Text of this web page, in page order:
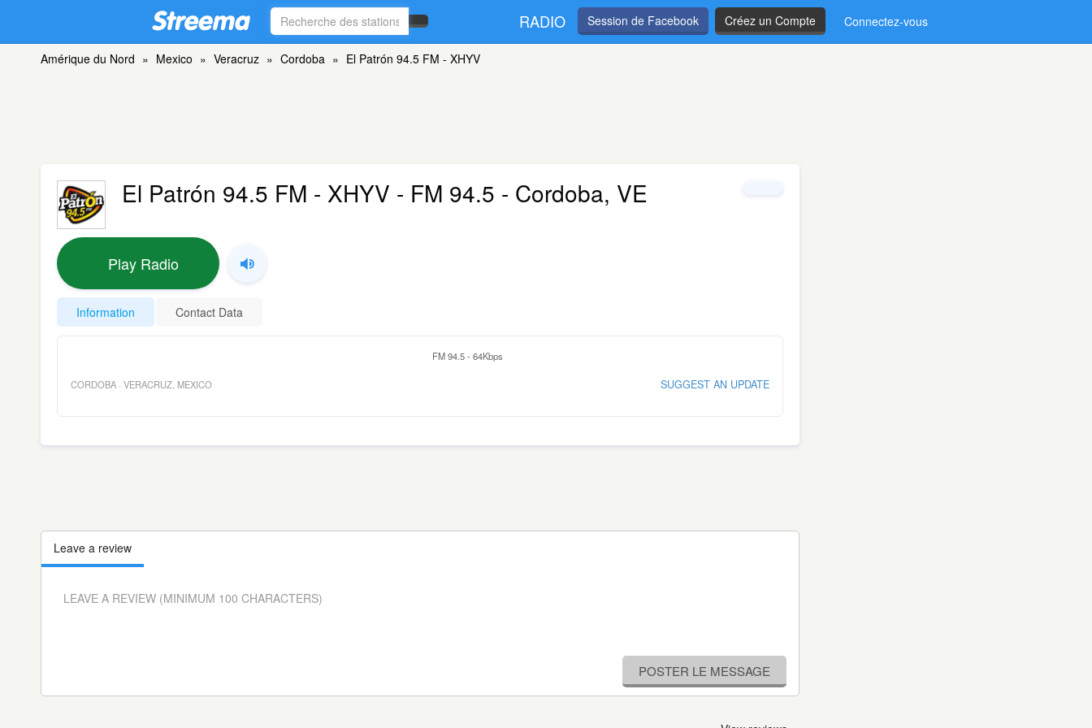
RADIO Session de Facebook Créez un Compte Connectez-vous
Amérique du Nord » Mexico » Veracruz » Cordoba » El Patrón 94.5 FM - XHYV
El Patrón 94.5 FM - XHYV - FM 94.5 - Cordoba, VE
Play Radio
Information Contact Data
FM 94.5- 64Kbps
CORDOBA · VERACRUZ MEXICO SUGGEST AN UPDATE
Leave a review
POSTER LE MESSAGE